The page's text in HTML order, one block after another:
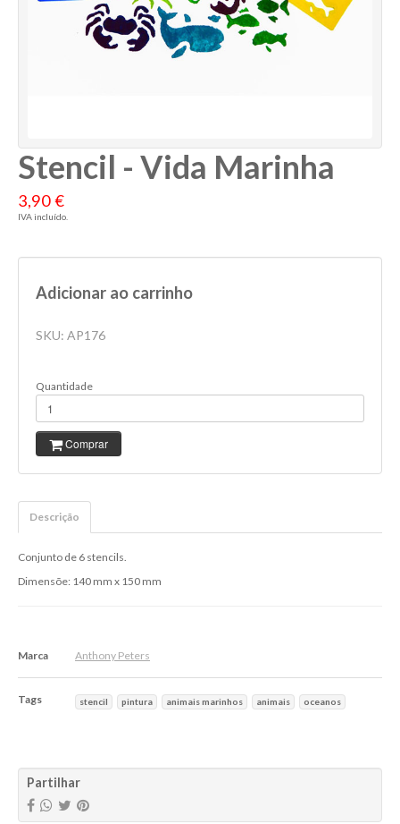
Stencil - Vida Marinha
3,90 €
IVA incluído.
Adicionar ao carrinho
SKU: AP176
Quantidade
Comprar
Descrição
Conjunto de 6 stencils.
Dimensõe: 140 mm x 150 mm
Marca Anthony Peters
Tags stencil pintura animais marinhos animais oceanos
Partilhar